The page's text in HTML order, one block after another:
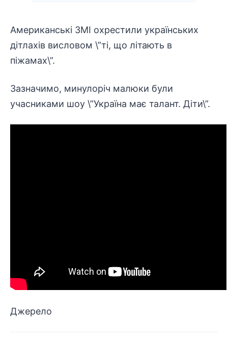
Американські ЗМІ охрестили українських
дітлахів висловом \”ті, що літають в
піжамах\”.
Зазначимо, минулоріч малюки були
учасниками шоу \”Україна має талант. Діти\”.
Джерело